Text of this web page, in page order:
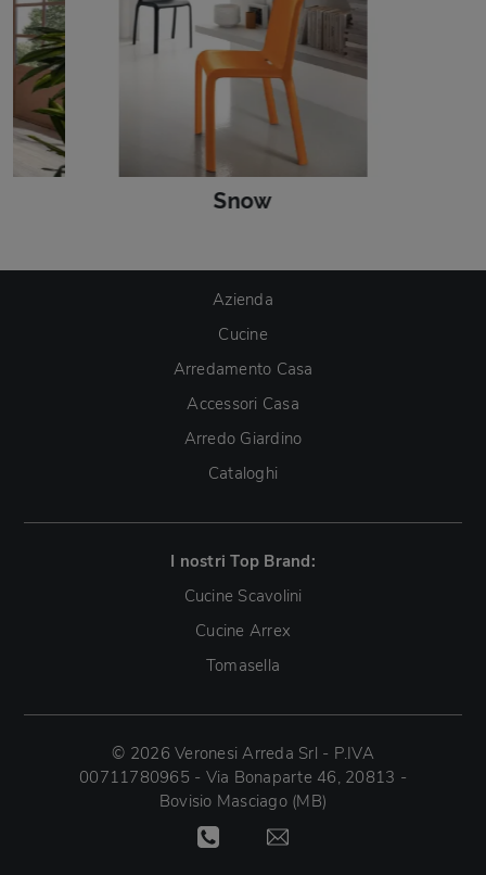
Snow
Azienda
Cucine
Arredamento Casa
Accessori Casa
Arredo Giardino
Cataloghi
I nostri Top Brand:
Cucine Scavolini
Cucine Arrex
Tomasella
© 2026 Veronesi Arreda Srl - P.IVA
00711780965 - Via Bonaparte 46, 20813 -
Bovisio Masciago (MB)